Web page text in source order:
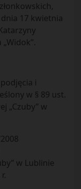
17 kwietnia
i
w § 89 ust.
„Czuby” w
w Lublinie